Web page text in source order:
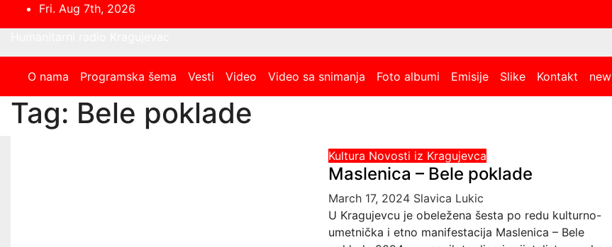
to
Fri. Aug 7th, 2026
O nama Programska šema Vesti Video Video sa snimanja Foto albumi Emisije Slike Kontakt new
Tag: Bele poklade
Kultura Novosti iz Kragujevca
Maslenica – Bele poklade
March 17, 2024 Slavica Lukic
U Kragujevcu je obeležena šesta po redu kulturno-
umetnička i etno manifestacija Maslenica – Bele